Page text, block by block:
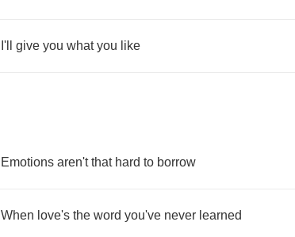
I'll give you what you like
Emotions aren't that hard to borrow
When love's the word you've never learned